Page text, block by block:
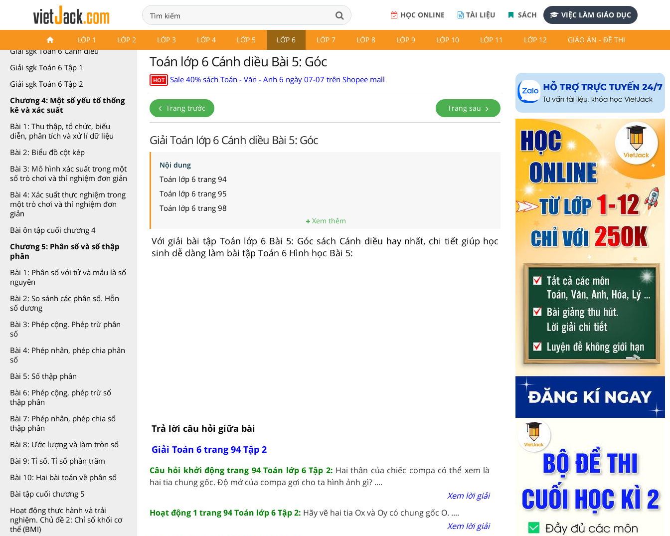
HỌC ONLINE TÀI LIỆU SÁCH VIỆC LÀM GIÁO DỤC
LỚP 1 LỚP 2 LỚP 3 LỚP 4 LỚP 5 LỚP 6 LỚP 7 LỚP 8 LỚP 9 LỚP 10 LỚP 11 LỚP 12 GIÁO ÁN - ĐỀ THI
Toán 6 Cánh diều
Giải sgk Toán 6 Cánh diều
Giải sgk Toán 6 Tập 1
Giải sgk Toán 6 Tập 2
Chương 4: Một số yếu tố thống
kê và xác suất
Bài 1: Thu thập, tổ chức, biểu
diễn, phân tích và xử lí dữ liệu
Bài 2: Biểu đồ cột kép
Bài 3: Mô hình xác suất trong một
số trò chơi và thí nghiệm đơn giản
Bài 4: Xác suất thực nghiệm trong
một trò chơi và thí nghiệm đơn
giản
Bài ôn tập cuối chương 4
Chương 5: Phân số và số thập
phân
Bài 1: Phân số với tử và mẫu là số
nguyên
Bài 2: So sánh các phân số. Hỗn
số dương
Bài 3: Phép cộng. Phép trừ phân
số
Bài 4: Phép nhân, phép chia phân
số
Bài 5: Số thập phân
Bài 6: Phép cộng, phép trừ số
thập phân
Bài 7: Phép nhân, phép chia số
thập phân
Bài 8: Ước lượng và làm tròn số
Bài 9: Tỉ số. Tỉ số phần trăm
Bài 10: Hai bài toán về phân số
Bài tập cuối chương 5
Hoạt động thực hành và trải
nghiệm. Chủ đề 2: Chỉ số khối cơ
thể (BMI)
Toán lớp 6 Cánh diều Bài 5: Góc
HOT Sale 40% sách Toán - Văn - Anh 6 ngày 07-07 trên Shopee mall
Trang trước Trang sau
Giải Toán lớp 6 Cánh diều Bài 5: Góc
Nội dung
Toán lớp 6 trang 94
Toán lớp 6 trang 95
Toán lớp 6 trang 98
Xem thêm
Với giải bài tập Toán lớp 6 Bài 5: Góc sách Cánh diều hay nhất, chi tiết giúp học
sinh dễ dàng làm bài tập Toán 6 Hình học Bài 5:
Trả lời câu hỏi giữa bài
Giải Toán 6 trang 94 Tập 2
Câu hỏi khởi động trang 94 Toán lớp 6 Tập 2: Hai thân của chiếc compa có thể xem là
hai tia chung gốc. Độ mở của compa gợi cho ta hình ảnh gì? ....
Xem lời giải
Hoạt động 1 trang 94 Toán lớp 6 Tập 2: Hãy vẽ hai tia Ox và Oy có chung gốc O. ....
Xem lời giải